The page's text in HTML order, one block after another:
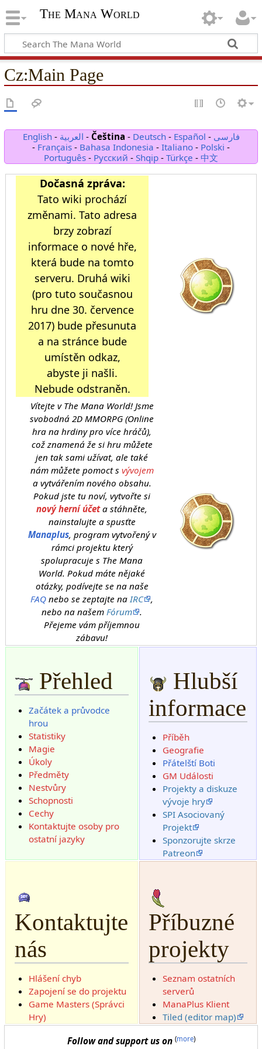
The Mana World
Cz:Main Page
English- العربية - Čeština - Deutsch- Español - فارسی
- Français - Bahasa Indonesia - Italiano - Polski -
Português - Русский - Shqip - Türkçe - 中文
Dočasná zpráva:
Tato wiki prochází
změnami. Tato adresa
brzy zobrazí
informace o nové hře,
která bude na tomto
serveru. Druhá wiki
(pro tuto současnou
hru dne 30. července
2017) bude přesunuta
a na stránce bude
umístěn odkaz,
abyste ji našli.
Nebude odstraněn.
Vítejte v The Mana World! Jsme
svobodná 2D MMORPG (Online
hra na hrdiny pro více hráčů),
což znamená že si hru můžete
jen tak sami užívat, ale také
nám můžete pomoct s vývojem
a vytvářením nového obsahu.
Pokud jste tu noví, vytvořte si
nový herní účeta stáhněte,
nainstalujte a spusťte
Manaplus, program vytvořený v
rámci projektu který
spolupracuje s The Mana
World. Pokud máte nějaké
otázky, podívejte se na naše
FAQ nebo se zeptajte naIRC
,
nebo na našemFórum
.
Přejeme vám příjemnou
zábavu!
Přehled
Začátek a průvodce
hrou
Statistiky
Magie
Úkoly
Předměty
Nestvůry
Schopnosti
Cechy
Kontaktujte osoby pro
ostatní jazyky
Hlubší
informace
Příběh
Geografie
Přátelští Boti
GM Události
Projekty a diskuze
vývoje hry
SPI Asociovaný
Projekt
Sponzorujte skrze
Patreon
Kontaktujte
nás
Hlášení chyb
Zapojení se do projektu
Game Masters (Správci
Hry)
Příbuzné
projekty
Seznam ostatních
serverů
ManaPlus Klient
Tiled (editor map)
Follow and support us on (more)